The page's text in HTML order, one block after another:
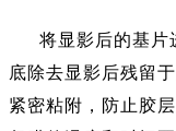
将显影后的基片
底除去显影后残留
紧密粘附，防止胶